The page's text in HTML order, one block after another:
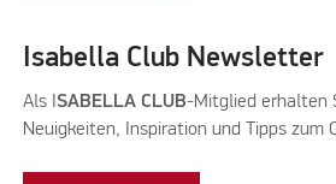
Isabella Club Newsletter
Als I SABELLA CLUB-Mitglied erhalten
Neuigkeiten, Inspiration und Tipps zum